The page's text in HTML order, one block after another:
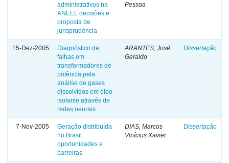
administrativos na
ANEEL decisões e
proposta de
jurisprudência
Pessoa
15-Dez-2005
Diagnóstico de
falhas em
transformadores de
potência pela
análise de gases
dissolvidos em óleo
isolante através de
redes neurais
ARANTES, José
Geraldo
Dissertação
7-Nov-2005
Geração distribuída
no Brasil:
oportunidades e
barreiras
DIAS, Marcos
Vinícius Xavier
Dissertação